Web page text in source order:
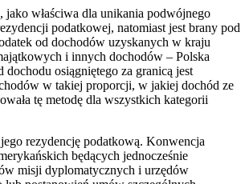
jako właściwa dla unikania podwójnego
podatkowej, natomiast jest brany pod
od dochodów uzyskanych w kraju
i innych dochodów – Polska
dochodu osiągniętego za granicą jest
w takiej proporcji, w jakiej dochód ze
tę metodę dla wszystkich kategorii
rezydencję podatkową. Konwencja
będących jednocześnie
misji dyplomatycznych i urzędów